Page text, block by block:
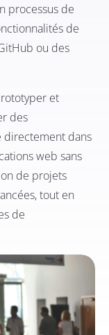
processus de
de
ou des
et
des
dans
web sans
de projets
tout en
de